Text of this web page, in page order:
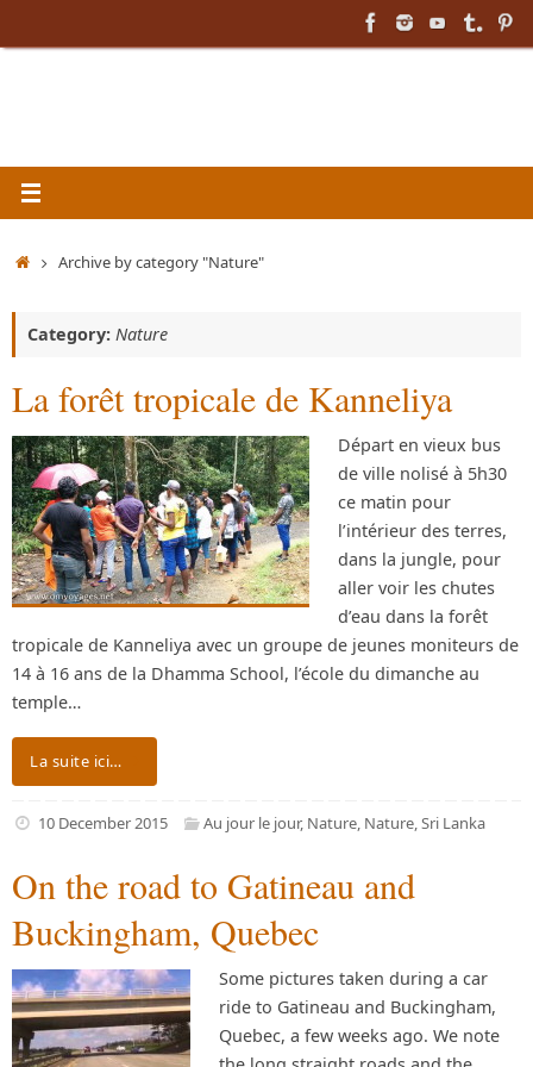
to
HomeArchive by category "Nature"
Category: Nature
La forêt tropicale de Kanneliya
Départ en vieux bus
de ville nolisé à 5h30
ce matin pour
l’intérieur des terres,
dans la jungle, pour
aller voir les chutes
d’eau dans la forêt
tropicale de Kanneliya avec un groupe de jeunes moniteurs de
14 à 16 ans de la Dhamma School, l’école du dimanche au
temple…
La suite ici…
10 December 2015 Au jour le jour, Nature, Nature,Sri Lanka
On the road to Gatineau and
Buckingham, Quebec
Some pictures taken during a car
ride to Gatineau and Buckingham,
Quebec, a few weeks ago. We note